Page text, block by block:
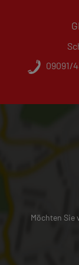
09091/
Möchten Sie